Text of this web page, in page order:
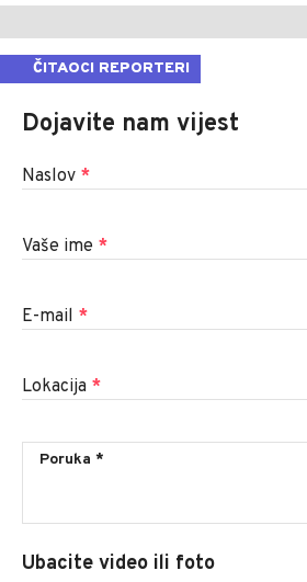
ČITAOCI REPORTERI
Dojavite nam vijest
Naslov *
Vaše ime *
E-mail *
Lokacija *
Ubacite video ili foto